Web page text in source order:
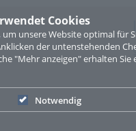
Cookies
unsere Website optimal für
der untenstehenden
"Mehr anzeigen" erhalten
Notwendig